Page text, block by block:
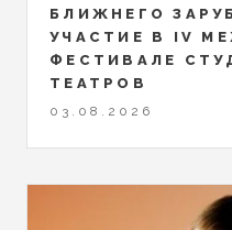
БЛИЖНЕГО
УЧАСТИЕ В IV
ФЕСТИВАЛЕ
ТЕАТРОВ
03.08.2026